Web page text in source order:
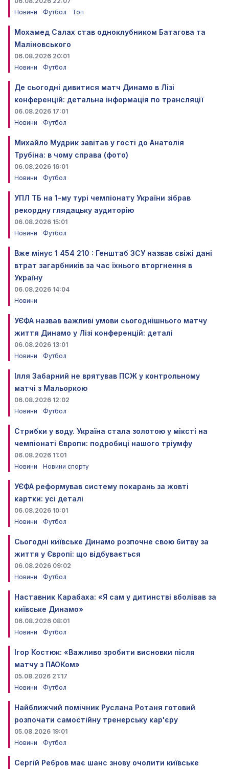
Новини
Футбол Топ
Мохамед Салах став одноклубником Батагова та
Маліновського
06.08.2026 20:01
Новини
Футбол
Де сьогодні дивитися матч Динамо в Лізі
конференцій: детальна інформація по трансляції
06.08.2026 17:01
Новини
Футбол
Михайло Мудрик завітав у гості до Анатолія
Трубіна: в чому справа (фото)
06.08.2026 16:01
Новини
Футбол
УПЛ ТБ на 1-му турі чемпіонату України зібрав
рекордну глядацьку аудиторію
06.08.2026 15:01
Новини
Футбол
Вже мінус 1 454 210 : Генштаб ЗСУ назвав свіжі дані
втрат загарбників за час їхнього вторгнення в
Україну
06.08.2026 14:04
Новини
УЄФА назвав важливі умови сьогоднішнього матчу
життя Динамо у Лізі конференцій: деталі
06.08.2026 13:01
Новини
Футбол
Ілля Забарний не врятував ПСЖ у контрольному
матчі з Мальоркою
06.08.2026 12:02
Новини
Футбол
Стрибки у воду. Україна стала золотою у міксті на
чемпіонаті Європи: подробиці нашого тріумфу
06.08.2026 11:01
Новини
Новини спорту
УЄФА реформував систему покарань за жовті
картки: усі деталі
06.08.2026 10:01
Новини
Футбол
Сьогодні київське Динамо розпочне свою битву за
життя у Європі: що відбувається
06.08.2026 09:02
Новини
Футбол
Наставник Карабаха: «Я сам у дитинстві вболівав за
київське Динамо»
06.08.2026 08:01
Новини
Футбол
Ігор Костюк: «Важливо зробити висновки після
матчу з ПАОКом»
05.08.2026 21:17
Новини
Футбол
Найближчий помічник Руслана Ротаня готовий
розпочати самостійну тренерську кар'єру
05.08.2026 19:01
Новини
Футбол
Сергій Ребров має шанс знову очолити київське